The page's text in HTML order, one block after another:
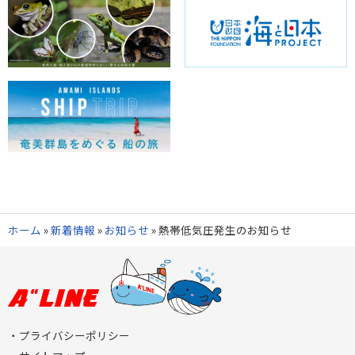
ホーム »新着情報 » お知らせ »熱帯低気圧発生のお知らせ
プライバシーポリシー